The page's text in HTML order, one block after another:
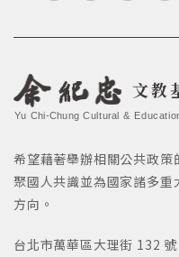
文教
Yu Chi-Chung Cultural &
希望藉著舉辦相關公共政
聚國人共識並為國家諸多
方向。
台北市萬華區大理街 132